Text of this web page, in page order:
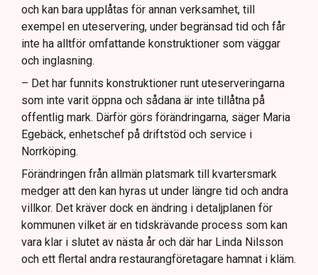
och kan bara upplåtas för annan verksamhet, till
exempel en uteservering, under begränsad tid och får
inte ha alltför omfattande konstruktioner som väggar
och inglasning.
– Det har funnits konstruktioner runt uteserveringarna
som inte varit öppna och sådana är inte tillåtna på
offentlig mark. Därför görs förändringarna, säger Maria
Egebäck, enhetschef på driftstöd och service i
Norrköping.
Förändringen från allmän platsmark till kvartersmark
medger att den kan hyras ut under längre tid och andra
villkor. Det kräver dock en ändring i detaljplanen för
kommunen vilket är en tidskrävande process som kan
vara klar i slutet av nästa år och där har Linda Nilsson
och ett flertal andra restaurangföretagare hamnat i kläm.